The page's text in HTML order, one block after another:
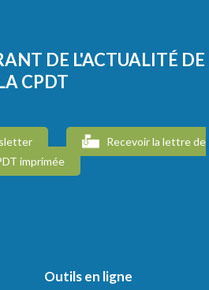
DE L'ACTUALITÉ DE
CPDT
Recevoir la lettre de
imprimée
Outils en ligne